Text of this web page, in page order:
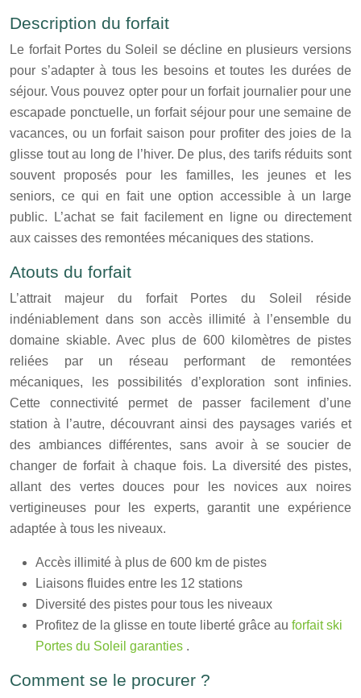
Description du forfait
Le forfait Portes du Soleil se décline en plusieurs versions
pour s’adapter à tous les besoins et toutes les durées de
séjour. Vous pouvez opter pour un forfait journalier pour une
escapade ponctuelle, un forfait séjour pour une semaine de
vacances, ou un forfait saison pour profiter des joies de la
glisse tout au long de l’hiver. De plus, des tarifs réduits sont
souvent proposés pour les familles, les jeunes et les
seniors, ce qui en fait une option accessible à un large
public. L’achat se fait facilement en ligne ou directement
aux caisses des remontées mécaniques des stations.
Atouts du forfait
L’attrait majeur du forfait Portes du Soleil réside
indéniablement dans son accès illimité à l’ensemble du
domaine skiable. Avec plus de 600 kilomètres de pistes
reliées par un réseau performant de remontées
mécaniques, les possibilités d’exploration sont infinies.
Cette connectivité permet de passer facilement d’une
station à l’autre, découvrant ainsi des paysages variés et
des ambiances différentes, sans avoir à se soucier de
changer de forfait à chaque fois. La diversité des pistes,
allant des vertes douces pour les novices aux noires
vertigineuses pour les experts, garantit une expérience
adaptée à tous les niveaux.
Accès illimité à plus de 600 km de pistes
Liaisons fluides entre les 12 stations
Diversité des pistes pour tous les niveaux
Profitez de la glisse en toute liberté grâce au forfait ski
Portes du Soleil garanties .
Comment se le procurer ?